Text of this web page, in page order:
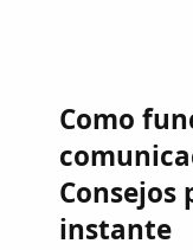
Como
Consejos
instante